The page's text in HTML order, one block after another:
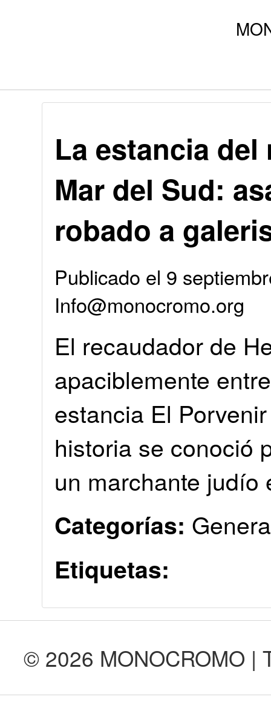
La estancia
Mar del Sud:
robado a
Publicado el 9
Info@monocromo.org
El recaudador de
apaciblemente
estancia El
historia se conoció
un marchante judío
Categorías:
Etiquetas:
© 2026 MONOCROMO |